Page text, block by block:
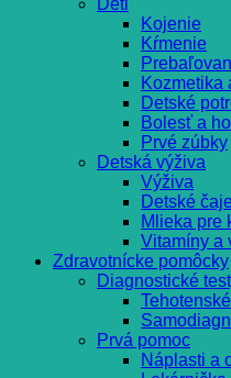
Kojenie
Kŕmenie
Kozmetika
Detské
Bolesť a
Prvé zúbky
Detská výživa
Výživa
Detské
Mlieka pre
Vitamíny a
Zdravotnícke pomôcky
Diagnostické
Prvá pomoc
Náplasti a